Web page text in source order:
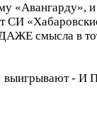
«Авангарду»,
СИ
смысла в
выигрывают